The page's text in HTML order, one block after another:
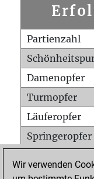
Partienzahl
Damenopfer
Turmopfer
Läuferopfer
Springeropfer
Matt auf
Wir verwenden